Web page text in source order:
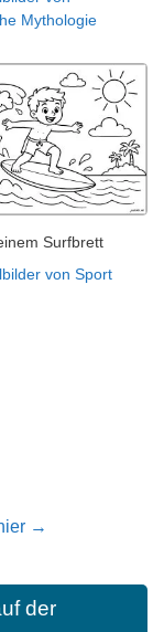
Mythologie
Surfbrett
von Sport
→
der